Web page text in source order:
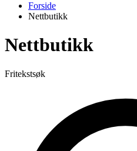
Forside
Nettbutikk
Nettbutikk
Fritekstsøk